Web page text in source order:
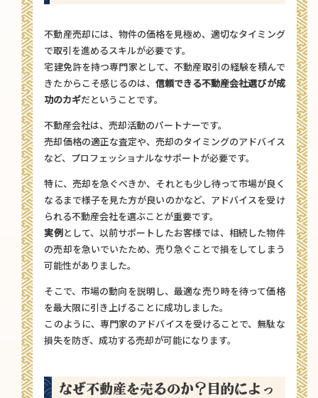
不動産売却には、物件の価格を見極め、適切なタイミング
で取引を進めるスキルが必要です。
宅建免許を持つ専門家として、不動産取引の経験を積んで
きたからこそ感じるのは、 信頼できる不動産会社選びが成
功のカギだということです。
不動産会社は、売却活動のパートナーです。
売却価格の適正な査定や、売却のタイミングのアドバイス
など、プロフェッショナルなサポートが必要です。
特に、売却を急ぐべきか、それとも少し待って市場が良く
なるまで様子を見た方が良いのかなど、アドバイスを受け
られる不動産会社を選ぶことが重要です。
実例として、以前サポートしたお客様では、相続した物件
の売却を急いでいたため、売り急ぐことで損をしてしまう
可能性がありました。
そこで、市場の動向を説明し、最適な売り時を待って価格
を最大限に引き上げることに成功しました。
このように、専門家のアドバイスを受けることで、無駄な
損失を防ぎ、成功する売却が可能になります。
なぜ不動産を売るのか？目的によっ